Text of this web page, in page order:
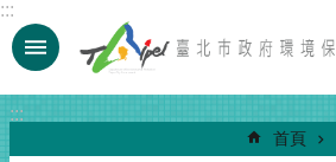
跳到主要內容區塊
:::
:::
首頁